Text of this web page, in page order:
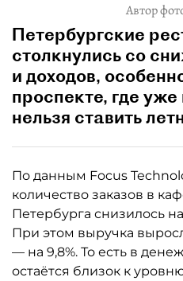
Автор
Петербургские
столкнулись со
и доходов,
проспекте, где
нельзя ставить
По данным Focus
количество заказов в
Петербурга снизилось на
При этом выручка
— на 9,8%. То есть в
остаётся близок к